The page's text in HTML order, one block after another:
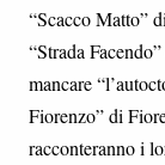
“Scacco Matto”
“Strada
mancare
Fiorenzo” di
racconteranno i